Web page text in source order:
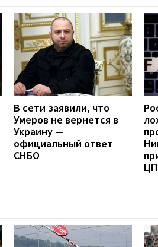
В сети заявили, что
Умеров не вернется в
Украину —
официальный ответ
СНБО